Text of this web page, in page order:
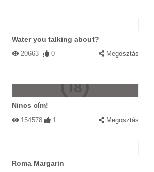
Water you talking about?
20663 0 Megosztás
Nincs cím!
154578 1 Megosztás
Roma Margarin